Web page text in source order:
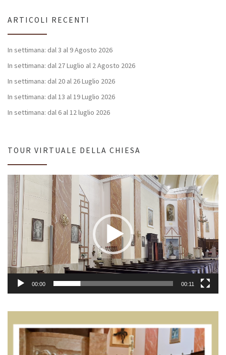
ARTICOLI RECENTI
In settimana: dal 3 al 9 Agosto 2026
In settimana: dal 27 Luglio al 2 Agosto 2026
In settimana: dal 20 al 26 Luglio 2026
In settimana: dal 13 al 19 Luglio 2026
In settimana: dal 6 al 12 luglio 2026
TOUR VIRTUALE DELLA CHIESA
Video
Player
00:00 00:11